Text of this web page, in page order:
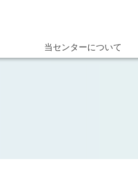
当センターについて